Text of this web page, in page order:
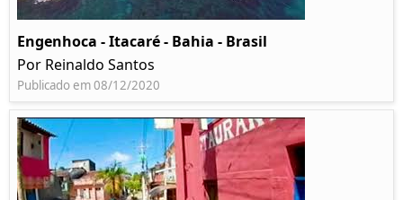
Engenhoca - Itacaré - Bahia - Brasil
Por Reinaldo Santos
Publicado em 08/12/2020